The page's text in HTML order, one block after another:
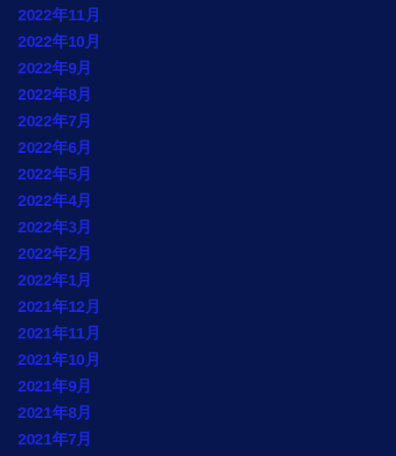
2022年11月
2022年10月
2022年9月
2022年8月
2022年7月
2022年6月
2022年5月
2022年4月
2022年3月
2022年2月
2022年1月
2021年12月
2021年11月
2021年10月
2021年9月
2021年8月
2021年7月